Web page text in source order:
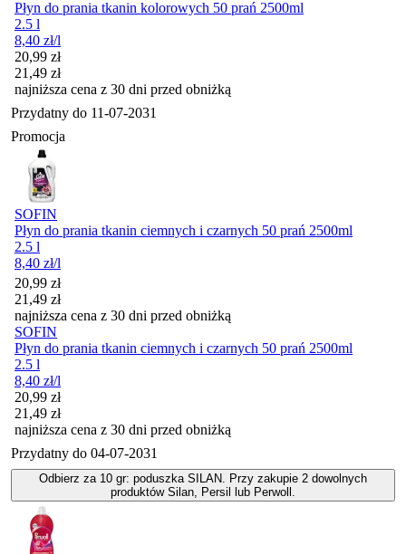
Płyn do prania tkanin kolorowych 50 prań 2500ml
2.5 l
8,40 zł/l
Cena promocyjna
20,99 zł
21,49 zł
najniższa cena z 30 dni przed obniżką
Przydatny do 11-07-2031
Promocja
SOFIN
Płyn do prania tkanin ciemnych i czarnych 50 prań 2500ml
2.5 l
8,40 zł/l
Cena promocyjna
20,99 zł
21,49 zł
najniższa cena z 30 dni przed obniżką
SOFIN
Płyn do prania tkanin ciemnych i czarnych 50 prań 2500ml
2.5 l
8,40 zł/l
Cena promocyjna
20,99 zł
21,49 zł
najniższa cena z 30 dni przed obniżką
Przydatny do 04-07-2031
Odbierz za 10 gr: poduszka SILAN. Przy zakupie 2 dowolnych
produktów Silan, Persil lub Perwoll.